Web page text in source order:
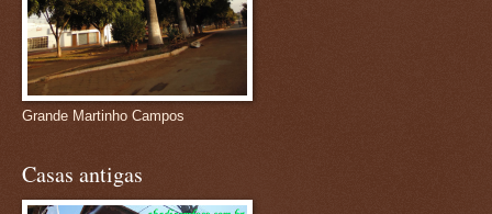
Grande Martinho Campos
Casas antigas